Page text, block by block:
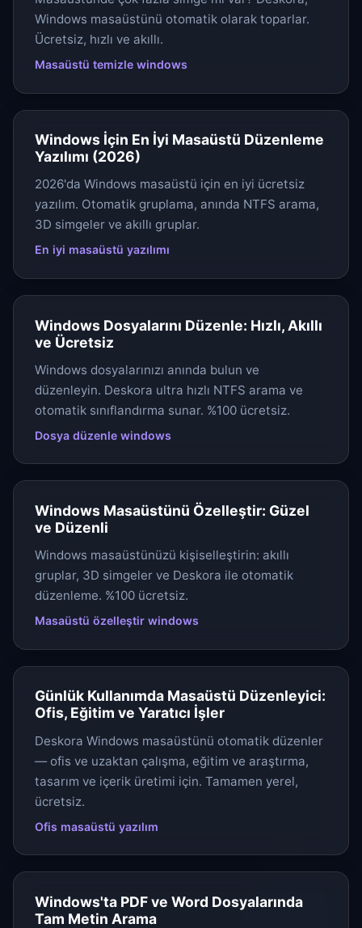
Windows masaüstünü otomatik olarak toparlar.
Ücretsiz, hızlı ve akıllı.
Masaüstü temizle windows
Windows İçin En İyi Masaüstü Düzenleme
Yazılımı (2026)
2026'da Windows masaüstü için en iyi ücretsiz
yazılım. Otomatik gruplama, anında NTFS arama,
3D simgeler ve akıllı gruplar.
En iyi masaüstü yazılımı
Windows Dosyalarını Düzenle: Hızlı, Akıllı
ve Ücretsiz
Windows dosyalarınızı anında bulun ve
düzenleyin. Deskora ultra hızlı NTFS arama ve
otomatik sınıflandırma sunar. %100 ücretsiz.
Dosya düzenle windows
Windows Masaüstünü Özelleştir: Güzel
ve Düzenli
Windows masaüstünüzü kişiselleştirin: akıllı
gruplar, 3D simgeler ve Deskora ile otomatik
düzenleme. %100 ücretsiz.
Masaüstü özelleştir windows
Günlük Kullanımda Masaüstü Düzenleyici:
Ofis, Eğitim ve Yaratıcı İşler
Deskora Windows masaüstünü otomatik düzenler
— ofis ve uzaktan çalışma, eğitim ve araştırma,
tasarım ve içerik üretimi için. Tamamen yerel,
ücretsiz.
Ofis masaüstü yazılım
Windows'ta PDF ve Word Dosyalarında
Tam Metin Arama